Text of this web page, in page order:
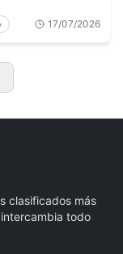
17/07/2026
clasificados más
todo